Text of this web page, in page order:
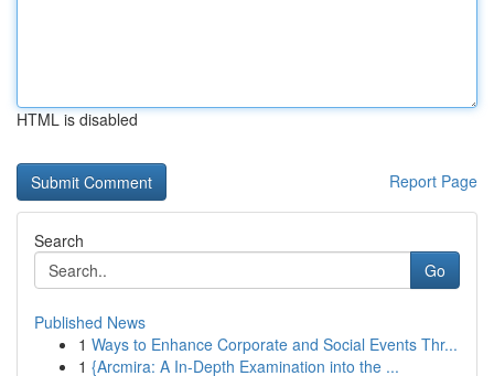
HTML is disabled
Report Page
Search
Go
Published News
1 Ways to Enhance Corporate and Social Events Thr...
1 {Arcmira: A In-Depth Examination into the ...